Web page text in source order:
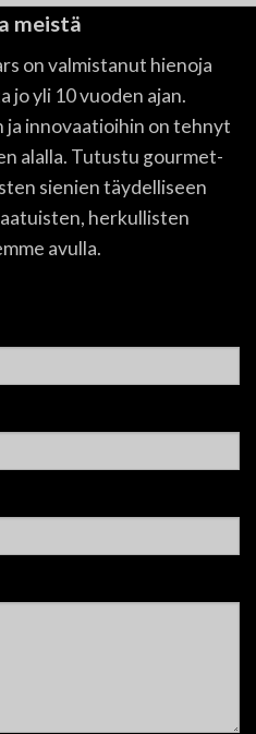
meistä
on valmistanut hienoja
jo yli 10 vuoden ajan.
ja innovaatioihin on tehnyt
alalla. Tutustu gourmet-
sienien täydelliseen
herkullisten
avulla.